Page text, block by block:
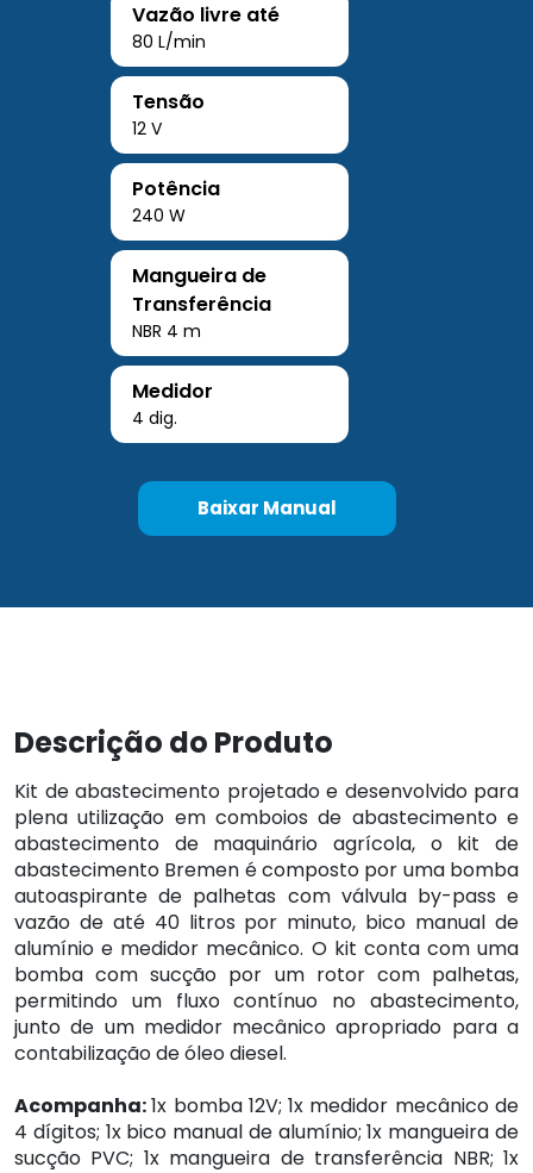
Vazão livre até
80 L/min
Tensão
12 V
Potência
240 W
Mangueira de
Transferência
NBR 4 m
Medidor
4 dig.
Baixar Manual
Descrição do Produto
Kit de abastecimento projetado e desenvolvido para
plena utilização em comboios de abastecimento e
abastecimento de maquinário agrícola, o kit de
abastecimento Bremen é composto por uma bomba
autoaspirante de palhetas com válvula by-pass e
vazão de até 40 litros por minuto, bico manual de
alumínio e medidor mecânico. O kit conta com uma
bomba com sucção por um rotor com palhetas,
permitindo um fluxo contínuo no abastecimento,
junto de um medidor mecânico apropriado para a
contabilização de óleo diesel.
Acompanha:1x bomba 12V; 1x medidor mecânico de
4 dígitos; 1x bico manual de alumínio; 1x mangueira de
sucção PVC; 1x mangueira de transferência NBR; 1x